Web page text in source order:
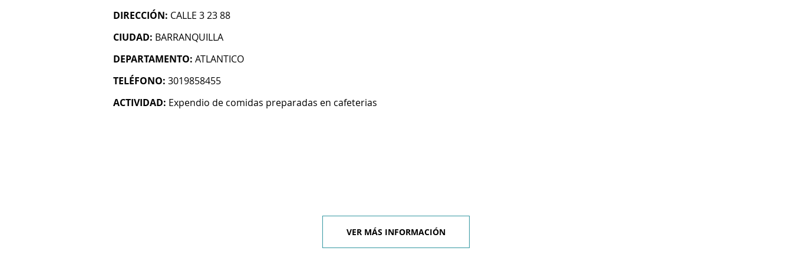
DIRECCIÓN: CALLE 3 23 88
CIUDAD: BARRANQUILLA
DEPARTAMENTO: ATLANTICO
TELÉFONO: 3019858455
ACTIVIDAD: Expendio de comidas preparadas en cafeterias
VER MÁS INFORMACIÓN